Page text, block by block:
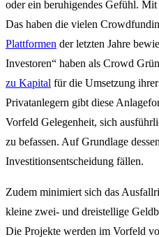
oder ein beruhigendes Gefühl.
Das haben die vielen
Plattformen der letzten Jahre
Investoren“ haben als Crowd
zu Kapital für die Umsetzung
Privatanlegern gibt diese
Vorfeld Gelegenheit, sich
zu befassen. Auf Grundlage
Investitionsentscheidung fällen.
Zudem minimiert sich das
kleine zwei- und dreistellige
Die Projekte werden im Vorfeld